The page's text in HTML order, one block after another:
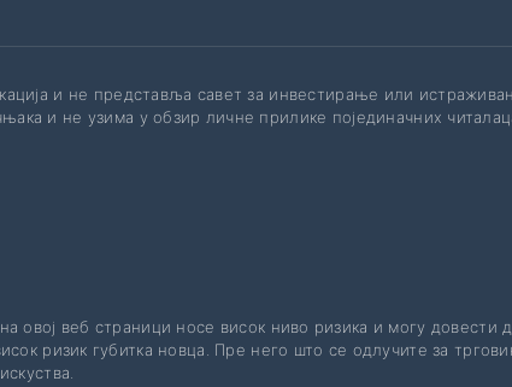
и не представља савет за инвестирање или
и не узима у обзир личне прилике појединачних
овој веб страници носе висок ниво ризика и могу довести
ризик губитка новца. Пре него што се одлучите за